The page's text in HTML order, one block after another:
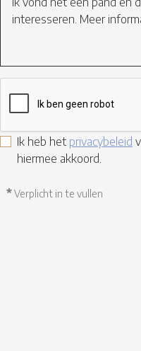
Ik heb het privacybeleid
hiermee akkoord.
*Verplicht in te vullen